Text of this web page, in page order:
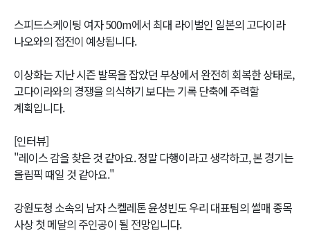
스피드스케이팅 여자 500m에서 최대 라이벌인 일본의 고다이라
나오와의 접전이 예상됩니다.
이상화는 지난 시즌 발목을 잡았던 부상에서 완전히 회복한 상태로,
고다이라와의 경쟁을 의식하기 보다는 기록 단축에 주력할
계획입니다.
[인터뷰]
"레이스 감을 찾은 것 같아요. 정말 다행이라고 생각하고, 본 경기는
올림픽 때일 것 같아요."
강원도청 소속의 남자 스켈레톤 윤성빈도 우리 대표팀의 썰매 종목
사상 첫 메달의 주인공이 될 전망입니다.